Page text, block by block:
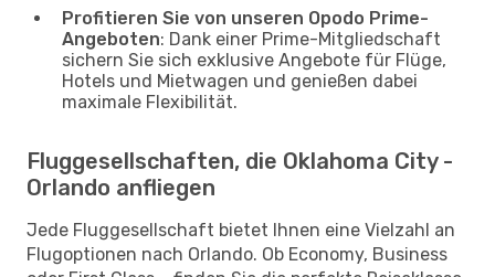
Profitieren Sie von unseren Opodo Prime-
Angeboten: Dank einer Prime-Mitgliedschaft
sichern Sie sich exklusive Angebote für Flüge,
Hotels und Mietwagen und genießen dabei
maximale Flexibilität.
Fluggesellschaften, die Oklahoma City -
Orlando anfliegen
Jede Fluggesellschaft bietet Ihnen eine Vielzahl an
Flugoptionen nach Orlando. Ob Economy, Business